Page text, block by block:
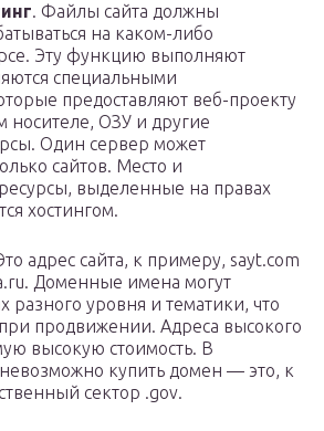
. Файлы сайта должны
на каком-либо
Эту функцию выполняют
специальными
предоставляют веб-проекту
носителе, ОЗУ и другие
Один сервер может
сайтов. Место и
выделенные на правах
хостингом.
адрес сайта, к примеру, sayt.com
Доменные имена могут
разного уровня и тематики, что
продвижении. Адреса высокого
высокую стоимость. В
купить домен — это, к
сектор .gov.